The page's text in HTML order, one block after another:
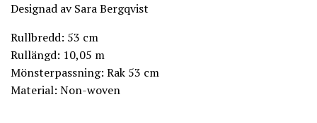
Designad av Sara Bergqvist
Rullbredd: 53 cm
Rullängd: 10,05 m
Mönsterpassning: Rak 53 cm
Material: Non-woven